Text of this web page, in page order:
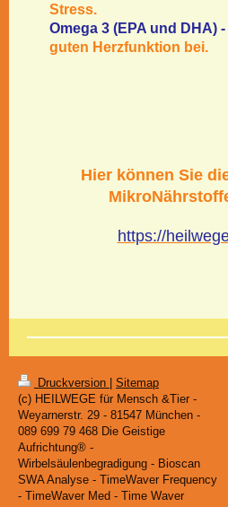
Stress.
Omega 3 (EPA und DHA) -
guten Herzfunktion bei.
Hier können Sie
https://
Druckversion | Sitemap
(c) HEILWEGE für Mensch &Tier -
Weyarnerstr. 29 - 81547 München -
089 699 79 468 Die Geistige
Aufrichtung® -
Wirbelsäulenbegradigung - Bioscan
SWA Analyse - TimeWaver Frequency
- TimeWaver Med - Time Waver